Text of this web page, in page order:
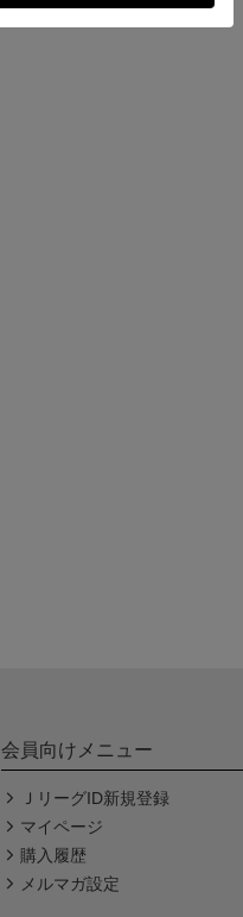
会員向けメニュー
ＪリーグID新規登録
マイページ
購入履歴
メルマガ設定